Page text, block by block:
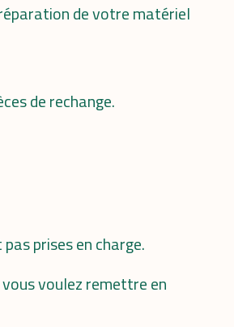
de votre matériel
de rechange.
prises en charge.
voulez remettre en